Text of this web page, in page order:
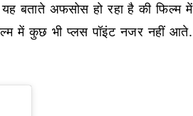
बताते अफसोस हो रहा है की फिल्म में
में कुछ भी प्लस पॉइंट नजर नहीं आते.